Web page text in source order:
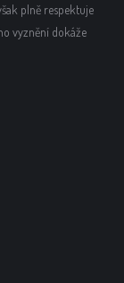
plně respektuje
vyznění dokáže